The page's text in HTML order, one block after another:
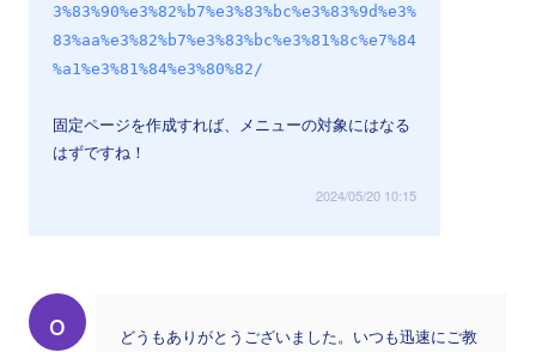
3%83%90%e3%82%b7%e3%83%bc%e3%83%9d%e3%
83%aa%e3%82%b7%e3%83%bc%e3%81%8c%e7%84
%a1%e3%81%84%e3%80%82/
固定ページを作成すれば、メニューの対象にはなる
はずですね！
2024/05/20 10:15
o
どうもありがとうございました。いつも迅速にご教